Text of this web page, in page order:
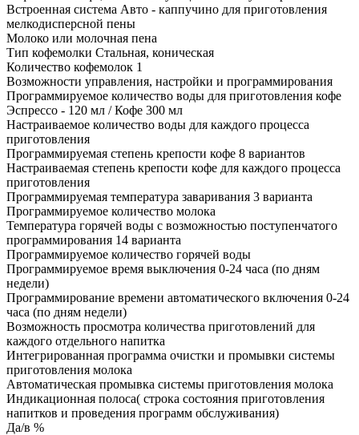
Встроенная система Авто - каппучино для приготовления
мелкодисперсной пены
Молоко или молочная пена
Тип кофемолки Стальная, коническая
Количество кофемолок 1
Возможности управления, настройки и программирования
Программируемое количество воды для приготовления кофе
Эспрессо - 120 мл / Кофе 300 мл
Настраиваемое количество воды для каждого процесса
приготовления
Программируемая степень крепости кофе 8 вариантов
Настраиваемая степень крепости кофе для каждого процесса
приготовления
Программируемая температура заваривания 3 варианта
Программируемое количество молока
Температура горячей воды с возможностью поступенчатого
программирования 14 варианта
Программируемое количество горячей воды
Программируемое время выключения 0-24 часа (по дням
недели)
Программирование времени автоматического включения 0-24
часа (по дням недели)
Возможность просмотра количества приготовлений для
каждого отдельного напитка
Интегрированная программа очистки и промывки системы
приготовления молока
Автоматическая промывка системы приготовления молока
Индикационная полоса( строка состояния приготовления
напитков и проведения программ обслуживания)
Да/в %